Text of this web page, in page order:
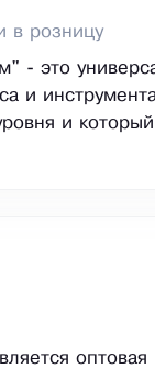
в розницу
- это
и
и
оптовая